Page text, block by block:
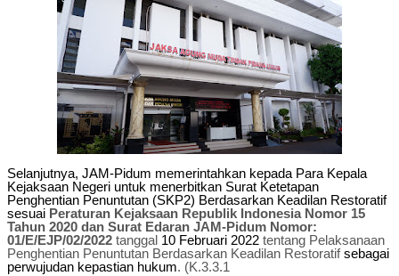
Selanjutnya, JAM-Pidum memerintahkan kepada Para Kepala
Kejaksaan Negeri untuk menerbitkan Surat Ketetapan
Penghentian Penuntutan (SKP2) Berdasarkan Keadilan Restoratif
sesuai Peraturan Kejaksaan Republik Indonesia Nomor 15
Tahun 2020 dan Surat Edaran JAM-Pidum Nomor:
01/E/EJP/02/2022 tanggal 10 Februari 2022 tentang Pelaksanaan
Penghentian Penuntutan Berdasarkan Keadilan Restoratifsebagai
perwujudan kepastian hukum. (K.3.3.1